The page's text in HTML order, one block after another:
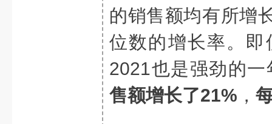
的销售额均有所增
位数的增长率。
2021也是强劲的一
售额增长了21% ，